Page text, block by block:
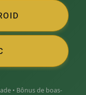
• Bônus de boas-